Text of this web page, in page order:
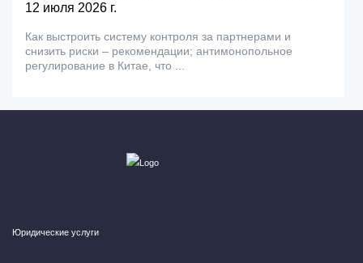
12 июля 2026 г.
Как выстроить систему контроля за партнерами и
снизить риски – рекомендации; антимонопольное
регулирование в Китае, что ...
Юридические услуги